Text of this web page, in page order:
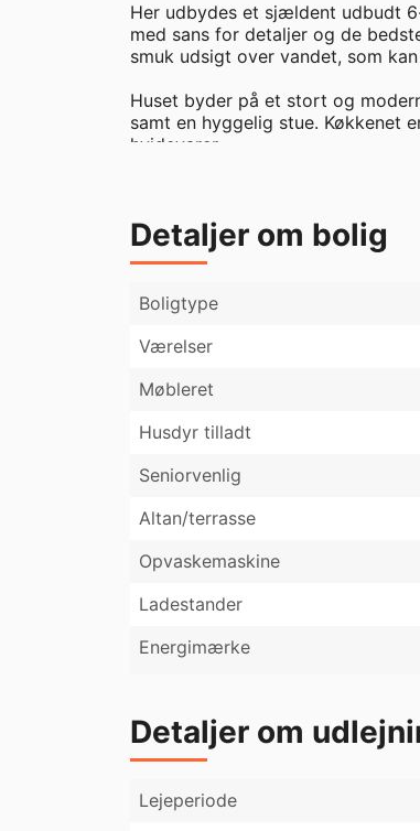
Her udbydes et sjældent udbudt
med sans for detaljer og de
smuk udsigt over vandet, som
Huset byder på et stort og
samt en hyggelig stue. Køkkenet
hvidevarer.
luksus i hverdagen.
Dette er den perfekte bolig for
enestående beliggenhed.
Detaljer om bolig
Boligtype
Værelser
Møbleret
Husdyr tilladt
Seniorvenlig
Altan/terrasse
Opvaskemaskine
Ladestander
Energimærke
Detaljer om
Lejeperiode